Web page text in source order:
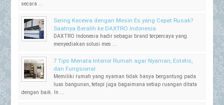
secara ...
Sering Kecewa dengan Mesin Es yang Cepat Rusak?
Saatnya Beralih ke DAXTRO Indonesia
DAXTRO Indonesia hadir sebagai brand terpercaya yang
menyediakan solusi mes ...
7 Tips Menata Interior Rumah agar Nyaman, Estetis,
dan Fungsional
Memiliki rumah yang nyaman tidak hanya bergantung pada
luas bangunan, tetapi juga bagaimana setiap ruangan ditata
dengan baik. In ...